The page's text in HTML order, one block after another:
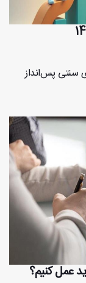
سنتی پس‌انداز
عمل کنیم؟